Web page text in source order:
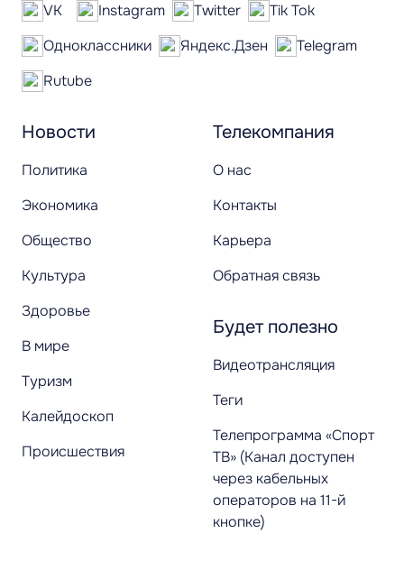
Новости
Политика
Экономика
Общество
Культура
Здоровье
В мире
Туризм
Калейдоскоп
Происшествия
Телекомпания
О нас
Контакты
Карьера
Обратная связь
Будет полезно
Видеотрансляция
Теги
Телепрограмма «Спорт
ТВ» (Канал доступен
через кабельных
операторов на 11-й
кнопке)
VK Instagram Twitter
Tik Tok
Одноклассники
Яндекс.Дзен
Telegram
Rutube